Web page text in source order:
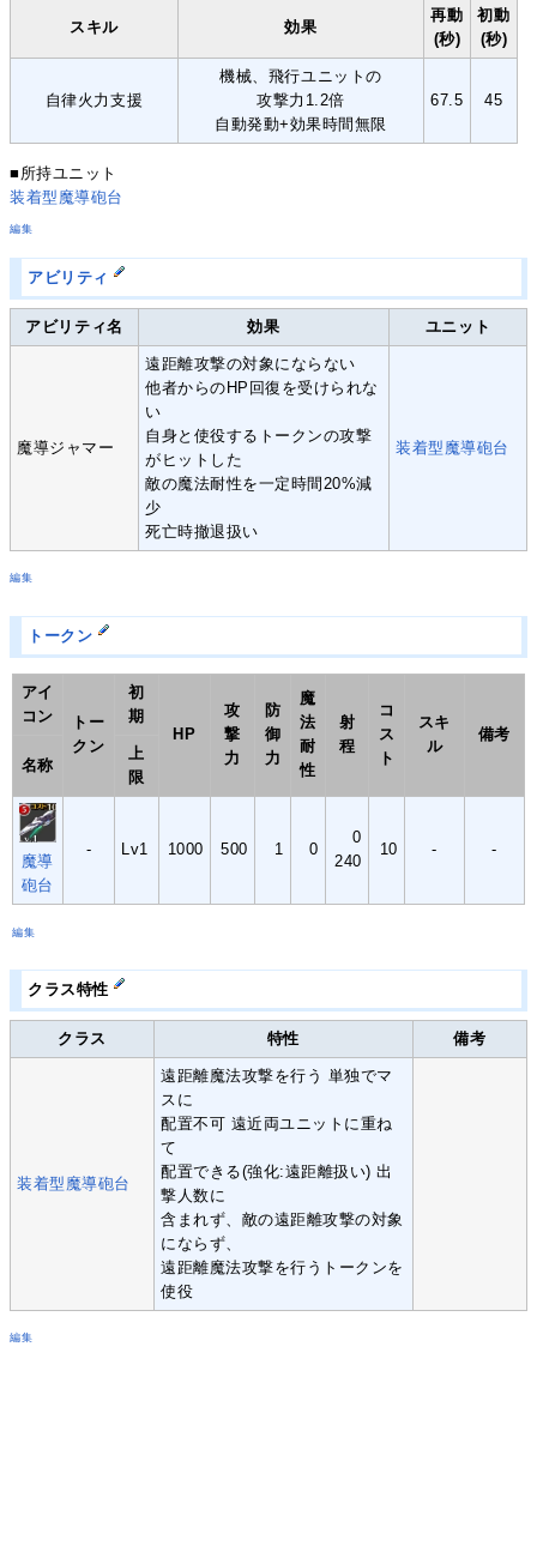
スキル 効果
再動
(秒)
初動
(秒)
自律火力支援
機械、飛行ユニットの
攻撃力1.2倍
自動発動+効果時間無限
67.5 45
■所持ユニット
装着型魔導砲台
編集
アビリティ
アビリティ名 効果 ユニット
魔導ジャマー
遠距離攻撃の対象にならない
他者からのHP回復を受けられな
い
自身と使役するトークンの攻撃
がヒットした
敵の魔法耐性を一定時間20%減
少
死亡時撤退扱い
装着型魔導砲台
編集
トークン
アイ
コン
トー
クン
初
期
HP
攻
撃
力
防
御
力
魔
法
耐
性
射
程
コ
ス
ト
スキ
ル
備考
名称
上
限
魔導
砲台
- Lv1 1000 500 1 0
0
240
10 - -
編集
クラス特性
クラス 特性 備考
装着型魔導砲台
遠距離魔法攻撃を行う 単独でマ
スに
配置不可 遠近両ユニットに重ね
て
配置できる(強化:遠距離扱い) 出
撃人数に
含まれず、敵の遠距離攻撃の対象
にならず、
遠距離魔法攻撃を行うトークンを
使役
編集